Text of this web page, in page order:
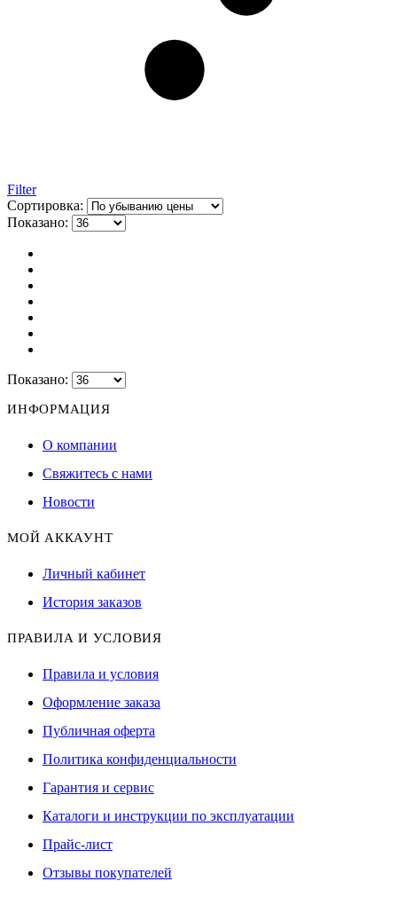
Filter
Сортировка:
Показано:
Показано:
ИНФОРМАЦИЯ
О компании
Свяжитесь с нами
Новости
МОЙ АККАУНТ
Личный кабинет
История заказов
ПРАВИЛА И УСЛОВИЯ
Правила и условия
Оформление заказа
Публичная оферта
Политика конфиденциальности
Гарантия и сервис
Каталоги и инструкции по эксплуатации
Прайс-лист
Отзывы покупателей